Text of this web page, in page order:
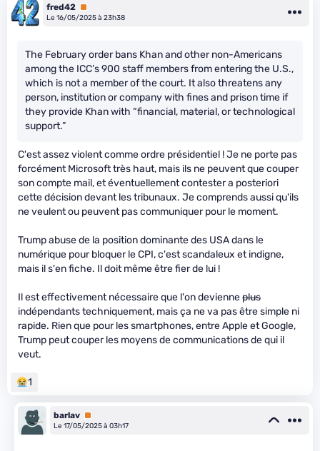
fred42 Premium
Le 16/05/2025 à 23h38
The February order bans Khan and other non-Americans
among the ICC’s 900 staff members from entering the U.S.,
which is not a member of the court. It also threatens any
person, institution or company with fines and prison time if
they provide Khan with “financial, material, or technological
support.”
C'est assez violent comme ordre présidentiel ! Je ne porte pas
forcément Microsoft très haut, mais ils ne peuvent que couper
son compte mail, et éventuellement contester a posteriori
cette décision devant les tribunaux. Je comprends aussi qu'ils
ne veulent ou peuvent pas communiquer pour le moment.
Trump abuse de la position dominante des USA dans le
numérique pour bloquer le CPI, c'est scandaleux et indigne,
mais il s'en fiche. Il doit même être fier de lui !
Il est effectivement nécessaire que l'on devienneplus
indépendants techniquement, mais ça ne va pas être simple ni
rapide. Rien que pour les smartphones, entre Apple et Google,
Trump peut couper les moyens de communications de qui il
veut.
1
barlav Premium
Le 17/05/2025 à 03h17